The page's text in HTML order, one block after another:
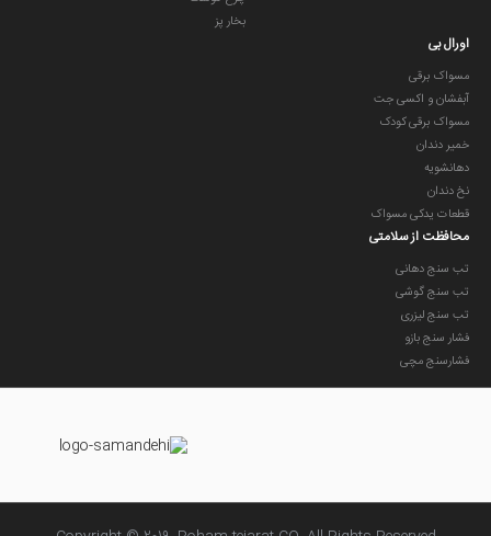
بخار پز
اورال بی
مسواک برقی
آبفشان و اکسی جت
مسواک برقی کودک
خمیر دندان
دهانشویه
نخ دندان
قطعات یدکی مسواک
محافظت از سلامتی
تب سنج دهانی
تب سنج گوشی
تب سنج لیزری
فشار سنج بازو
فشارسنج مچی